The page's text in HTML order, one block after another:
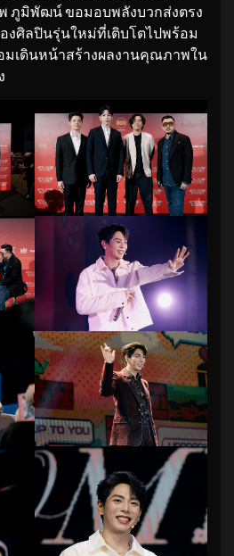
ภูมิพัฒน์ ขอมอบพลังบวกส่งตรง
งศิลปินรุ่นใหม่ที่เติบโตไปพร้อม
มเดินหน้าสร้างผลงานคุณภาพใน